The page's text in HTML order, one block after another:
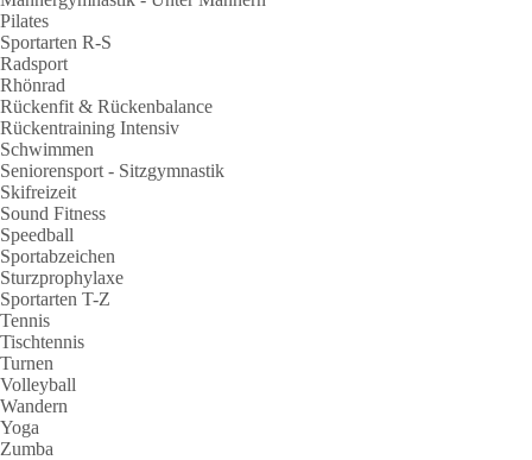
Pilates
Sportarten R-S
Radsport
Rhönrad
Rückenfit & Rückenbalance
Rückentraining Intensiv
Schwimmen
Seniorensport - Sitzgymnastik
Skifreizeit
Sound Fitness
Speedball
Sportabzeichen
Sturzprophylaxe
Sportarten T-Z
Tennis
Tischtennis
Turnen
Volleyball
Wandern
Yoga
Zumba